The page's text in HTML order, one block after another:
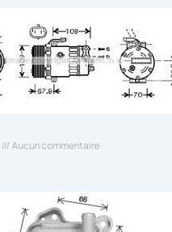
Aucun commentaire